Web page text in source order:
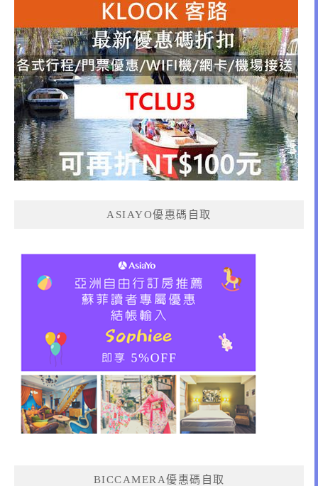
ASIAYO優惠碼自取
BICCAMERA優惠碼自取